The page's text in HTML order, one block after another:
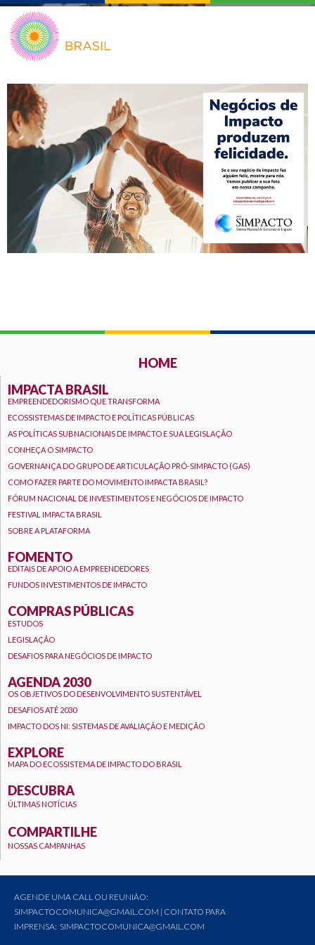
HOME
IMPACTA BRASIL
EMPREENDEDORISMO QUE TRANSFORMA
ECOSSISTEMAS DE IMPACTO E POLÍTICAS PÚBLICAS
AS POLÍTICAS SUBNACIONAIS DE IMPACTO E SUA LEGISLAÇÃO
CONHEÇA O SIMPACTO
GOVERNANÇA DO GRUPO DE ARTICULAÇÃO PRÓ-SIMPACTO (GAS)
COMO FAZER PARTE DO MOVIMENTO IMPACTA BRASIL?
FÓRUM NACIONAL DE INVESTIMENTOS E NEGÓCIOS DE IMPACTO
FESTIVAL IMPACTA BRASIL
SOBRE A PLATAFORMA
FOMENTO
EDITAIS DE APOIO A EMPREENDEDORES
FUNDOS INVESTIMENTOS DE IMPACTO
COMPRAS PÚBLICAS
ESTUDOS
LEGISLAÇÃO
DESAFIOS PARA NEGÓCIOS DE IMPACTO
AGENDA 2030
OS OBJETIVOS DO DESENVOLVIMENTO SUSTENTÁVEL
DESAFIOS ATÉ 2030
IMPACTO DOS NI: SISTEMAS DE AVALIAÇÃO E MEDIÇÃO
EXPLORE
MAPA DO ECOSSISTEMA DE IMPACTO DO BRASIL
DESCUBRA
ÚLTIMAS NOTÍCIAS
COMPARTILHE
NOSSAS CAMPANHAS
AGENDE UMA CALL OU REUNIÃO:
SIMPACTOCOMUNICA@GMAIL.COM | CONTATO PARA
IMPRENSA: SIMPACTOCOMUNICA@GMAIL.COM